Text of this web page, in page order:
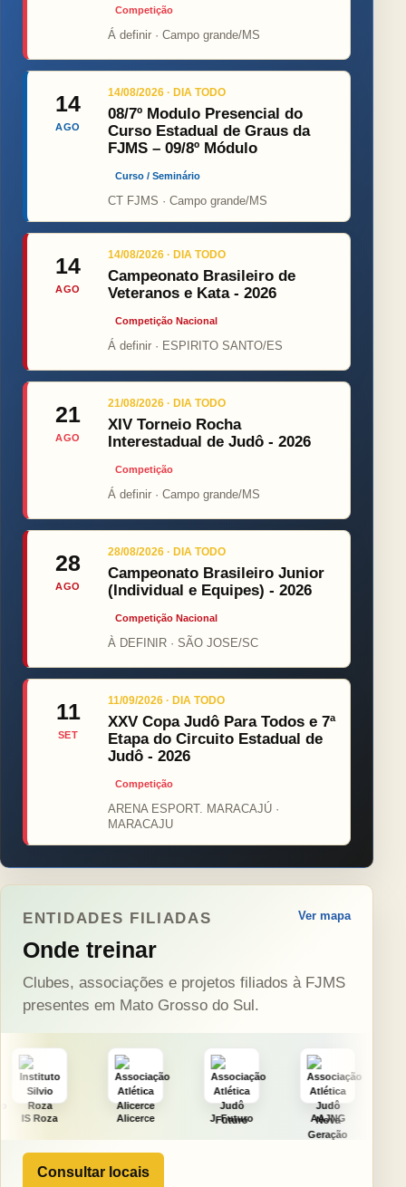
Competição
Á definir · Campo grande/MS
14
AGO
14/08/2026 · DIA TODO
08/7º Modulo Presencial do
Curso Estadual de Graus da
FJMS – 09/8º Módulo
Curso / Seminário
CT FJMS · Campo grande/MS
14
AGO
14/08/2026 · DIA TODO
Campeonato Brasileiro de
Veteranos e Kata - 2026
Competição Nacional
Á definir · ESPIRITO SANTO/ES
21
AGO
21/08/2026 · DIA TODO
XIV Torneio Rocha
Interestadual de Judô - 2026
Competição
Á definir · Campo grande/MS
28
AGO
28/08/2026 · DIA TODO
Campeonato Brasileiro Junior
(Individual e Equipes) - 2026
Competição Nacional
À DEFINIR · SÃO JOSE/SC
11
SET
11/09/2026 · DIA TODO
XXV Copa Judô Para Todos e 7ª
Etapa do Circuito Estadual de
Judô - 2026
Competição
ARENA ESPORT. MARACAJÚ ·
MARACAJU
ENTIDADES FILIADAS
Onde treinar
Ver mapa
Clubes, associações e projetos filiados à FJMS
presentes em Mato Grosso do Sul.
Alicerce J. Futuro AAJNG TSURU
Consultar locais